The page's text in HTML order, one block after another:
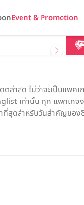
Event & Promotion
าสุด ไม่ว่าจะเป็นแพคเ
เท่านั้น ทุก แพคเก
าที่สุดสำหรับวันสำคัญของ